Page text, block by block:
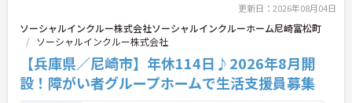
・広域支援員として複数のホームを巡るため、各ホ
ームのパートスタッフの教育やサポートにも携わる
ことができ、現場の介助業務にとどまらず、施設運
営や人材育成の視点を養うことで、将来のエリアマ
ネージャー候補としてのステップアップに直結しま
す。
更新日：2026年08月04日
ソーシャルインクルー株式会社ソーシャルインクルーホーム尼崎富松町
ソーシャルインクルー株式会社
【兵庫県／尼崎市】年休114日♪2026年8月開
設！障がい者グループホームで生活支援員募集